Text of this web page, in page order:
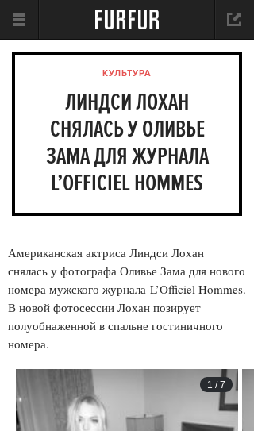
КУЛЬТУРА
ЛИНДСИ ЛОХАН
СНЯЛАСЬ У ОЛИВЬЕ
ЗАМА ДЛЯ ЖУРНАЛА
L’OFFICIEL HOMMES
Американская актриса Линдси Лохан
снялась у фотографа Оливье Зама для нового
номера мужского журнала L’Officiel Hommes.
В новой фотосессии Лохан позирует
полуобнаженной в спальне гостиничного
номера.
1 /7